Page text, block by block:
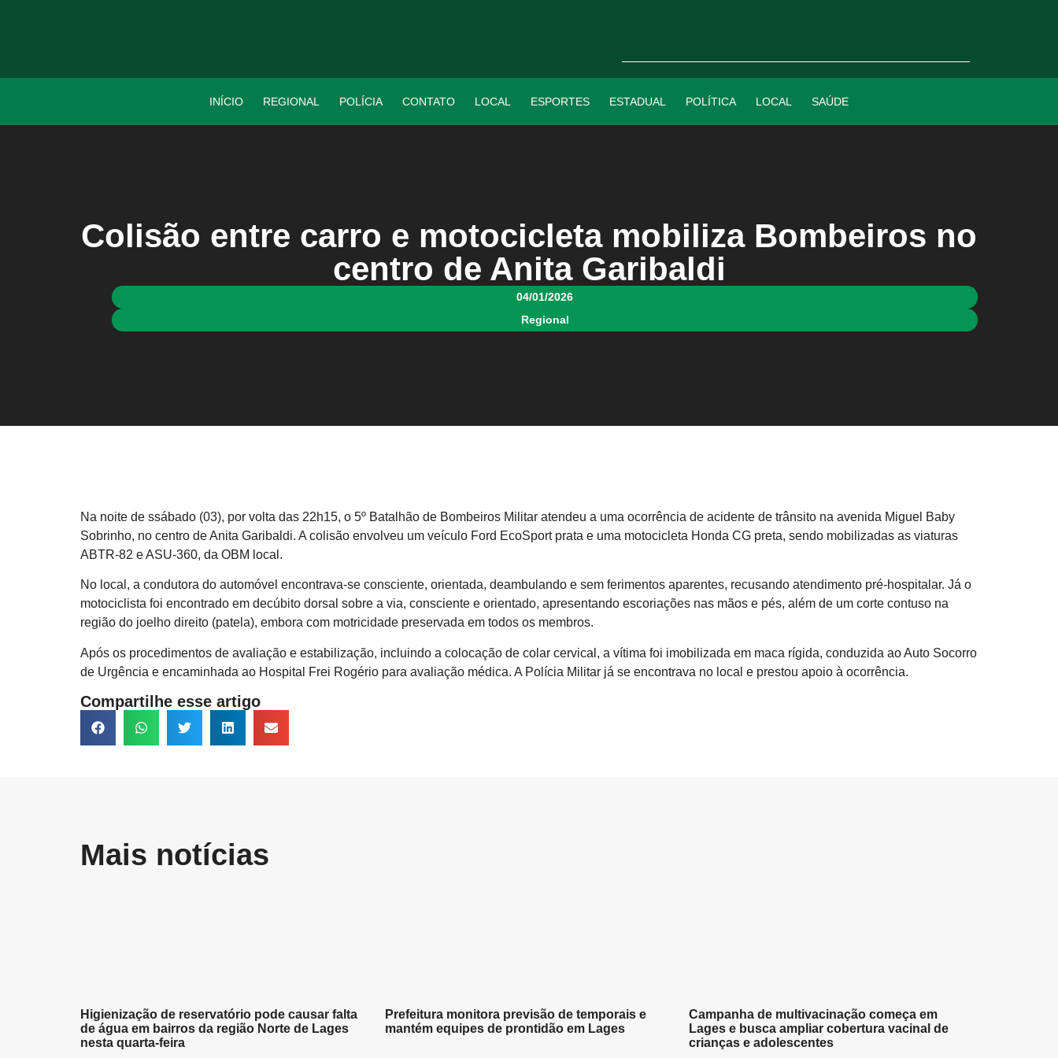
INÍCIO REGIONAL POLÍCIA CONTATO LOCAL ESPORTES ESTADUAL POLÍTICA LOCAL SAÚDE
Colisão entre carro e motocicleta mobiliza Bombeiros no
centro de Anita Garibaldi
04/01/2026
Regional
Na noite de ssábado (03), por volta das 22h15, o 5º Batalhão de Bombeiros Militar atendeu a uma ocorrência de acidente de trânsito na avenida Miguel Baby
Sobrinho, no centro de Anita Garibaldi. A colisão envolveu um veículo Ford EcoSport prata e uma motocicleta Honda CG preta, sendo mobilizadas as viaturas
ABTR-82 e ASU-360, da OBM local.
No local, a condutora do automóvel encontrava-se consciente, orientada, deambulando e sem ferimentos aparentes, recusando atendimento pré-hospitalar. Já o
motociclista foi encontrado em decúbito dorsal sobre a via, consciente e orientado, apresentando escoriações nas mãos e pés, além de um corte contuso na
região do joelho direito (patela), embora com motricidade preservada em todos os membros.
Após os procedimentos de avaliação e estabilização, incluindo a colocação de colar cervical, a vítima foi imobilizada em maca rígida, conduzida ao Auto Socorro
de Urgência e encaminhada ao Hospital Frei Rogério para avaliação médica. A Polícia Militar já se encontrava no local e prestou apoio à ocorrência.
Compartilhe esse artigo
Mais notícias
Higienização de reservatório pode causar falta
de água em bairros da região Norte de Lages
nesta quarta-feira
Prefeitura monitora previsão de temporais e
mantém equipes de prontidão em Lages
Campanha de multivacinação começa em
Lages e busca ampliar cobertura vacinal de
crianças e adolescentes